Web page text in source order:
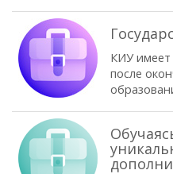
КИУ имеет
после